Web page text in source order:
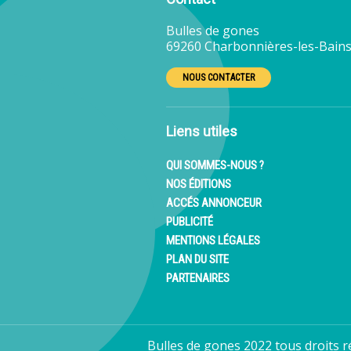
Bulles de gones
69260 Charbonnières-les-
NOUS CONTACTER
Liens utiles
QUI SOMMES-NOUS ?
NOS ÉDITIONS
ACCÉS ANNONCEUR
PUBLICITÉ
MENTIONS LÉGALES
PLAN DU SITE
PARTENAIRES
Bulles de gones 2022 tous droits